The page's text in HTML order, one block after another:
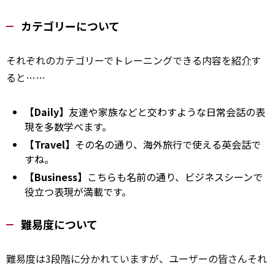
カテゴリーについて
それぞれのカテゴリーでトレーニングできる内容を紹介す
ると……
【Daily】 友達や家族などと交わすような日常会話の表
現を多数学べます。
【Travel】 その名の通り、海外旅行で使える英会話で
すね。
【Business】 こちらも名前の通り、ビジネスシーンで
役立つ表現が満載です。
難易度について
難易度は3段階に分かれていますが、ユーザーの皆さんそれ